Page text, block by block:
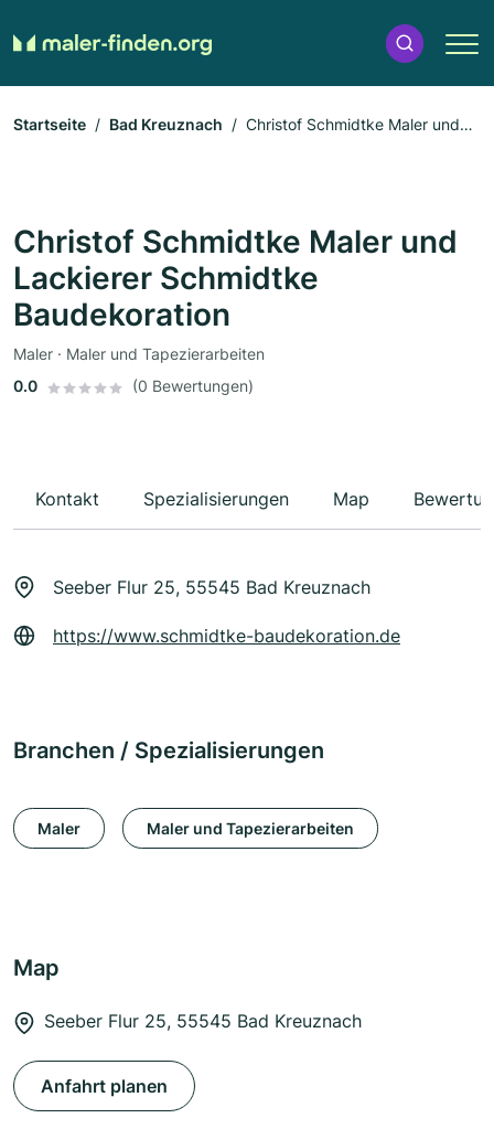
Startseite Bad Kreuznach
Christof Schmidtke Maler und
Christof Schmidtke Maler und
Lackierer Schmidtke
Baudekoration
Maler · Maler und Tapezierarbeiten
0.0
(0 Bewertungen)
Kontakt Spezialisierungen Map
Seeber Flur 25, 55545 Bad Kreuznach
https://www.schmidtke-baudekoration.de
Branchen / Spezialisierungen
Maler Maler und Tapezierarbeiten
Map
Seeber Flur 25, 55545 Bad Kreuznach
Anfahrt planen